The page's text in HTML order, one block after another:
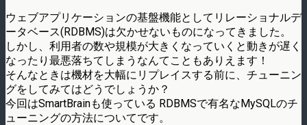
ウェブアプリケーションの基盤機能としてリレーショナルデ
ータベース(RDBMS)は欠かせないものになってきました。
しかし、利用者の数や規模が大きくなっていくと動きが遅く
なったり最悪落ちてしまうなんてこともありえます！
そんなときは機材を大幅にリプレイスする前に、チューニン
グをしてみてはどうでしょうか？
今回はSmartBrainも使っている RDBMSで有名なMySQLのチ
ューニングの方法についてです。